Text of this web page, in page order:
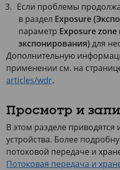
Если проблемы
в раздел Exposure
параметр Exposure zone
экспонирования)для
Дополнительную
применении см. на
articles/wdr.
Просмотр и
В этом разделе приводятся
устройства. Более
потоковой передаче и
Потоковая передача и